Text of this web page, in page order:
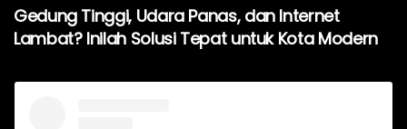
Gedung Tinggi, Udara Panas, dan Internet
Lambat? Inilah Solusi Tepat untuk Kota Modern